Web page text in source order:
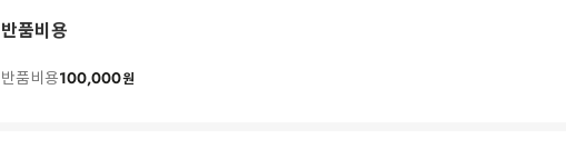
반품비용
반품비용100,000원